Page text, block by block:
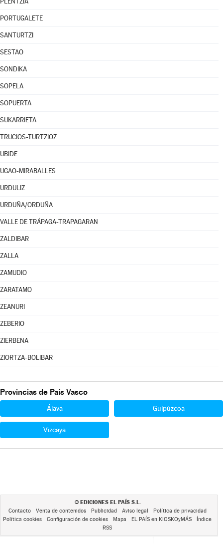
PORTUGALETE
SANTURTZI
SESTAO
SONDIKA
SOPELA
SOPUERTA
SUKARRIETA
TRUCIOS-TURTZIOZ
UBIDE
UGAO-MIRABALLES
URDULIZ
URDUÑA/ORDUÑA
VALLE DE TRÁPAGA-TRAPAGARAN
ZALDIBAR
ZALLA
ZAMUDIO
ZARATAMO
ZEANURI
ZEBERIO
ZIERBENA
ZIORTZA-BOLIBAR
Provincias de País Vasco
Álava Guipúzcoa
Vizcaya
© EDICIONES EL PAÍS S.L.
Contacto Venta de contenidos Publicidad Aviso legal
Política de privacidad
Política cookies
Configuración de cookies Mapa EL PAÍS en KIOSKOyMÁS
Índice
RSS